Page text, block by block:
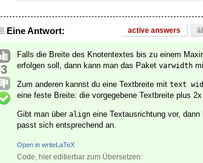
Eine Antwort: active answers
3
Falls die Breite des Knotentextes bis zu einem
erfolgen soll, dann kann man das Paket varwidth
Zum anderen kannst du eine Textbreite mit text
eine feste Breite: die vorgegebene Textbreite plus
Gibt man über align eine Textausrichtung vor,
passt sich entsprechend an.
Open in writeLaTeX
Code, hier editierbar zum Übersetzen: